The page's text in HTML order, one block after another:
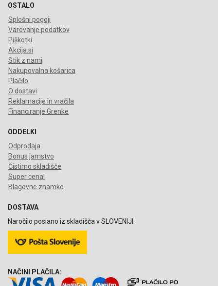
OSTALO
Splošni pogoji
Varovanje podatkov
Piškotki
Akcija.si
Stik z nami
Nakupovalna košarica
Plačilo
O dostavi
Reklamacije in vračila
Financiranje Grenke
ODDELKI
Odprodaja
Bonus jamstvo
Čistimo skladišče
Super cena!
Blagovne znamke
DOSTAVA
Naročilo poslano iz skladišča v SLOVENIJI.
NAČINI PLAČILA: